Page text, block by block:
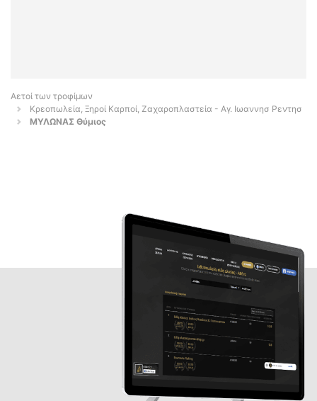
Αετοί των τροφίμων
Κρεοπωλεία, Ξηροί Καρποί, Ζαχαροπλαστεία - Αγ. Ιωαννησ Ρεντησ
ΜΥΛΩΝΑΣ Θύμιος